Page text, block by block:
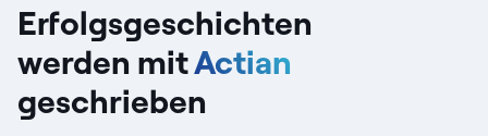
Erfolgsgeschichten
werden mitActian
geschrieben